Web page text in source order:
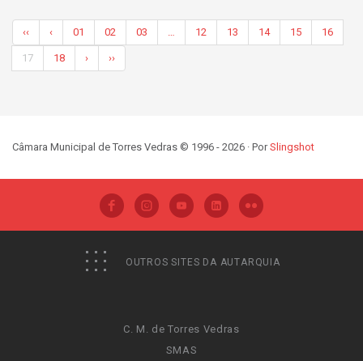
‹‹ ‹ 01 02 03 … 12 13 14 15 16
17 18 › ››
Câmara Municipal de Torres Vedras © 1996 - 2026 · PorSlingshot
OUTROS SITES DA AUTARQUIA
C. M. de Torres Vedras
SMAS